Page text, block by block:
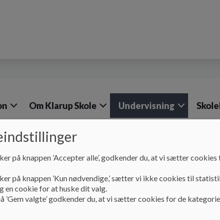
Om Klarup Skole Undervisning
Undervisning Indskoling Undervisningens
Undervisningens
på knappen ’Accepter alle’, godkender du, at vi sætter
på knappen ’Kun nødvendige,’ sætter vi ikke cookies til
en cookie for at huske dit valg.
’Gem valgte’ godkender du, at vi sætter cookies for de